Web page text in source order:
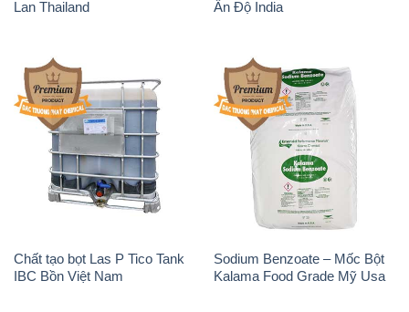
Sodium Percarbonate Dạng
Bột Trung Quốc China
Sodium Acetate – Natri
Acetate Trung Quốc China